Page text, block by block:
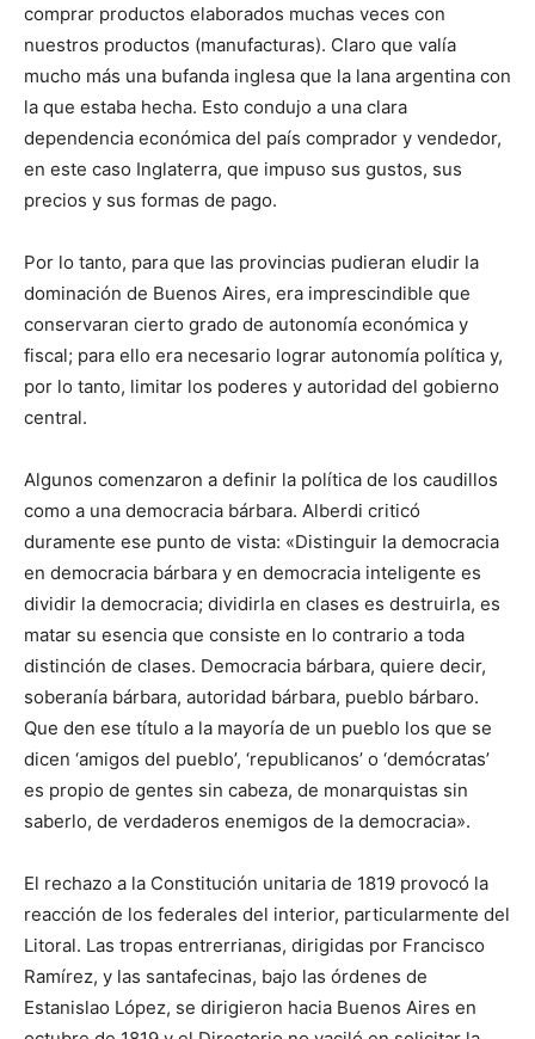
comprar productos elaborados muchas veces con
nuestros productos (manufacturas). Claro que valía
mucho más una bufanda inglesa que la lana argentina con
la que estaba hecha. Esto condujo a una clara
dependencia económica del país comprador y vendedor,
en este caso Inglaterra, que impuso sus gustos, sus
precios y sus formas de pago.
Por lo tanto, para que las provincias pudieran eludir la
dominación de Buenos Aires, era imprescindible que
conservaran cierto grado de autonomía económica y
fiscal; para ello era necesario lograr autonomía política y,
por lo tanto, limitar los poderes y autoridad del gobierno
central.
Algunos comenzaron a definir la política de los caudillos
como a una democracia bárbara. Alberdi criticó
duramente ese punto de vista: «Distinguir la democracia
en democracia bárbara y en democracia inteligente es
dividir la democracia; dividirla en clases es destruirla, es
matar su esencia que consiste en lo contrario a toda
distinción de clases. Democracia bárbara, quiere decir,
soberanía bárbara, autoridad bárbara, pueblo bárbaro.
Que den ese título a la mayoría de un pueblo los que se
dicen ‘amigos del pueblo’, ‘republicanos’ o ‘demócratas’
es propio de gentes sin cabeza, de monarquistas sin
saberlo, de verdaderos enemigos de la democracia».
El rechazo a la Constitución unitaria de 1819 provocó la
reacción de los federales del interior, particularmente del
Litoral. Las tropas entrerrianas, dirigidas por Francisco
Ramírez, y las santafecinas, bajo las órdenes de
Estanislao López, se dirigieron hacia Buenos Aires en